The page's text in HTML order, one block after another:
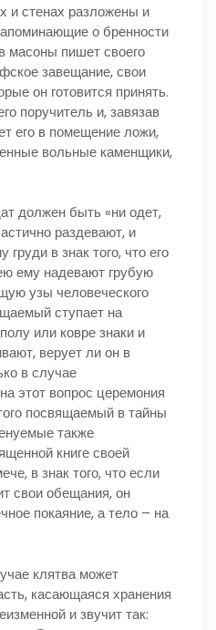
и стенах разложены и
о бренности
масоны пишет своего
завещание, свои
он готовится принять.
поручитель и, завязав
его в помещение ложи,
вольные каменщики,
должен быть «ни одет,
раздевают, и
в знак того, что его
ему надевают грубую
узы человеческого
ступает на
или ковре знаки и
верует ли он в
в случае
этот вопрос церемония
посвящаемый в тайны
также
книге своей
в знак того, что если
свои обещания, он
покаяние, а тело – на
клятва может
касающаяся хранения
и звучит так: